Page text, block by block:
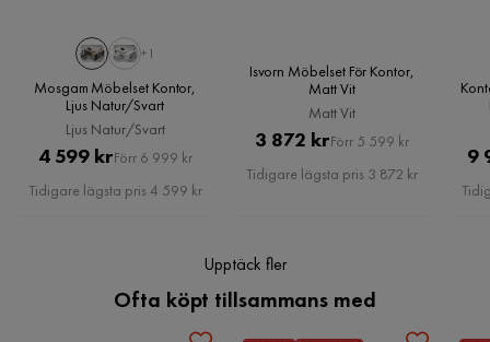
Färgnamn Teak,Antracit
Ingår
paket
1x Skrivbord, 1x Soffbord, 1x Hurts, 1x Bokhylla, 1x
Sideboard
Rektangulär
inspirerande arbetsmiljö!
Modernt och stilfullt design
Hållbar melamin och spånskiva
Justerbar höjd för optimal komfort
+1
Mosgam Möbelset Kontor,
Ljus Natur/Svart
Ljus Natur/Svart
Pris
4 599 krOriginal
Pris
Förr 6 999 kr
Tidigare lägsta pris 4 599 kr
Isvorn Möbelset För Kontor,
Matt Vit
Matt Vit
Pris
3 872 krOriginal
Pris
Förr 5 599 kr
Tidigare lägsta pris 3 872 kr
9
Upptäck fler
Ofta köpt tillsammans med